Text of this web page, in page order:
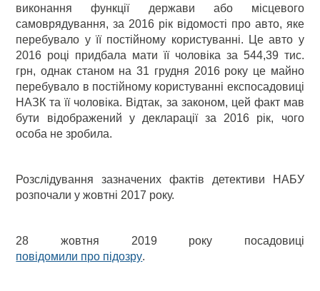
виконання функції держави або місцевого
самоврядування, за 2016 рік відомості про авто, яке
перебувало у її постійному користуванні. Це авто у
2016 році придбала мати її чоловіка за 544,39 тис.
грн, однак станом на 31 грудня 2016 року це майно
перебувало в постійному користуванні експосадовиці
НАЗК та її чоловіка. Відтак, за законом, цей факт мав
бути відображений у декларації за 2016 рік, чого
особа не зробила.
Розслідування зазначених фактів детективи НАБУ
розпочали у жовтні 2017 року.
28 жовтня 2019 року посадовиці
повідомили про підозру.